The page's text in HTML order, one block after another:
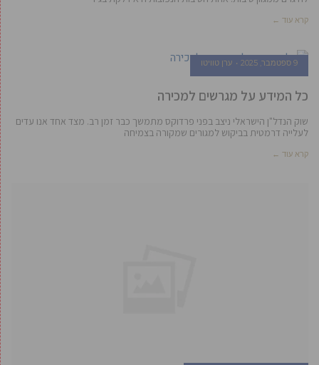
קרא עוד ←
9 ספטמבר, 2025 ערן טוויטו
כל המידע על מגרשים למכירה
שוק הנדל"ן הישראלי ניצב בפני פרדוקס מתמשך כבר זמן רב. מצד אחד אנו עדים
לעלייה דרמטית בביקוש למגורים שמקורה בצמיחה
קרא עוד ←